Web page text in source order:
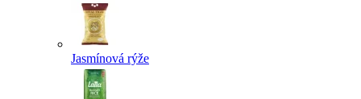
Jasmínová rýže